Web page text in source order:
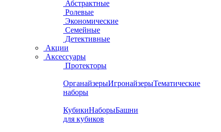
Абстрактные
Ролевые
Экономические
Семейные
Детективные
Акции
Аксессуары
Протекторы
ОрганайзерыИгронайзерыТематические
наборы
КубикиНаборыБашни
для кубиков